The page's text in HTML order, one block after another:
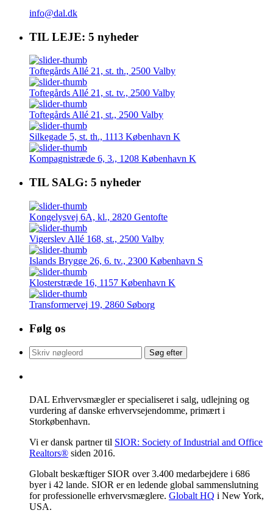
info@dal.dk
TIL LEJE: 5 nyheder
Toftegårds Allé 21, st. th., 2500 Valby
Toftegårds Allé 21, st. tv., 2500 Valby
Toftegårds Allé 21, st., 2500 Valby
Silkegade 5, st. th., 1113 København K
Kompagnistræde 6, 3., 1208 København K
TIL SALG: 5 nyheder
Kongelysvej 6A, kl., 2820 Gentofte
Vigerslev Allé 168, st., 2500 Valby
Islands Brygge 26, 6. tv., 2300 København S
Klosterstræde 16, 1157 København K
Transformervej 19, 2860 Søborg
Følg os
Søg
efter:
Søg efter
DAL Erhvervsmægler er specialiseret i salg, udlejning og
vurdering af danske erhvervsejendomme, primært i
Storkøbenhavn.
Vi er dansk partner til SIOR: Society of Industrial and Office
Realtors® siden 2016.
Globalt beskæftiger SIOR over 3.400 medarbejdere i 686
byer i 42 lande. SIOR er en ledende global sammenslutning
for professionelle erhvervsmæglere. Globalt HQ i New York,
USA.